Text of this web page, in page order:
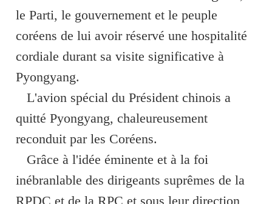
le Parti, le gouvernement et le peuple
coréens de lui avoir réservé une hospitalité
cordiale durant sa visite significative à
Pyongyang.
L'avion spécial du Président chinois a
quitté Pyongyang, chaleureusement
reconduit par les Coréens.
Grâce à l'idée éminente et à la foi
inébranlable des dirigeants suprêmes de la
RPDC et de la RPC et sous leur direction